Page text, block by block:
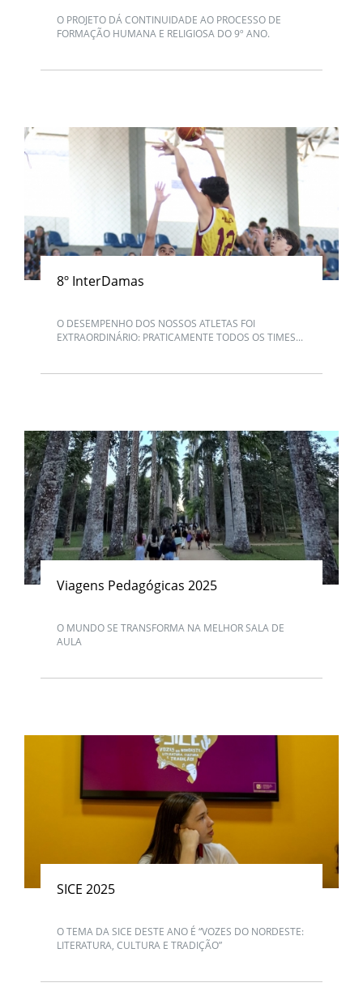
O PROJETO DÁ CONTINUIDADE AO PROCESSO DE
FORMAÇÃO HUMANA E RELIGIOSA DO 9º ANO.
8º InterDamas
O DESEMPENHO DOS NOSSOS ATLETAS FOI
EXTRAORDINÁRIO: PRATICAMENTE TODOS OS TIMES...
Viagens Pedagógicas 2025
O MUNDO SE TRANSFORMA NA MELHOR SALA DE
AULA
SICE 2025
O TEMA DA SICE DESTE ANO É “VOZES DO NORDESTE:
LITERATURA, CULTURA E TRADIÇÃO”